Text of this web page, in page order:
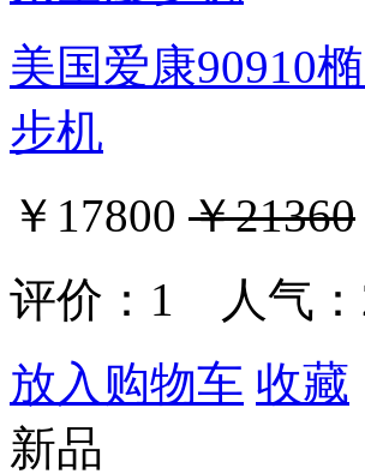
美国爱康90910
步机
￥17800 ￥21360
评价： 1 人气：
放入购物车 收藏
新品